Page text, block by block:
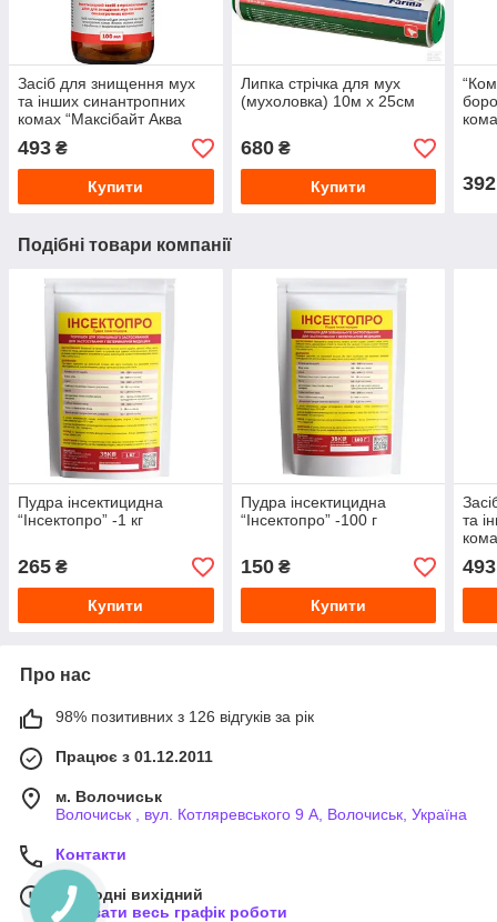
Засіб для знищення мух
та інших синантропних
комах “Максібайт Аква
-100 мл
493 ₴
Купити
Липка стрічка для мух
(мухоловка) 10м x 25см
680₴
Купити 392
Подібні товари компанії
Пудра інсектицидна
“Інсектопро” -1 кг
265 ₴
Купити
Пудра інсектицидна
“Інсектопро” -100 г
150₴
Купити
та
493
Про нас
98% позитивних з 126 відгуків за рік
Працює з 01.12.2011
м. Волочиськ
Волочиськ , вул. Котляревського 9 А, Волочиськ, Україна
Контакти
Сьогодні вихідний
Показати весь графік роботи